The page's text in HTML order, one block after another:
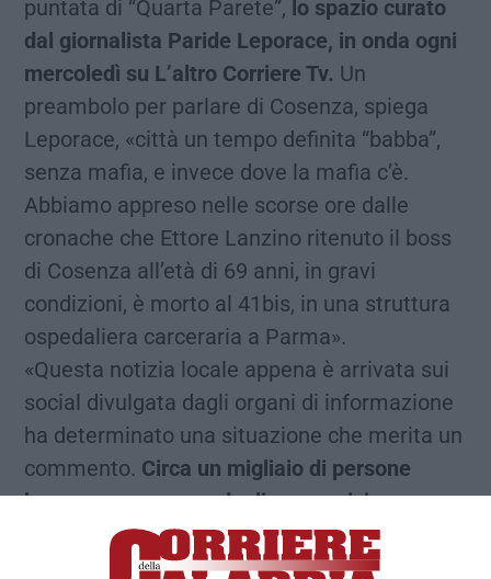
puntata di “Quarta Parete”, lo spazio curato
dal giornalista Paride Leporace, in onda ogni
mercoledì su L’altro Corriere Tv. Un
preambolo per parlare di Cosenza, spiega
Leporace, «città un tempo definita “babba”,
senza mafia, e invece dove la mafia c’è.
Abbiamo appreso nelle scorse ore dalle
cronache che Ettore Lanzino ritenuto il boss
di Cosenza all’età di 69 anni, in gravi
condizioni, è morto al 41bis, in una struttura
ospedaliera carceraria a Parma».
«Questa notizia locale appena è arrivata sui
social divulgata dagli organi di informazione
ha determinato una situazione che merita un
commento. Circa un migliaio di persone
hanno espresso condoglianze e vicinanza
allo scomparso. I social sono lo specchio
della società e quindi Ettore Lanzino ai più